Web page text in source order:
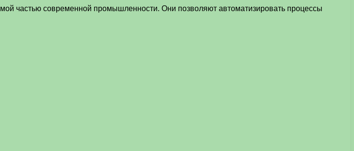
частью современной промышленности. Они позволяют автоматизировать процессы